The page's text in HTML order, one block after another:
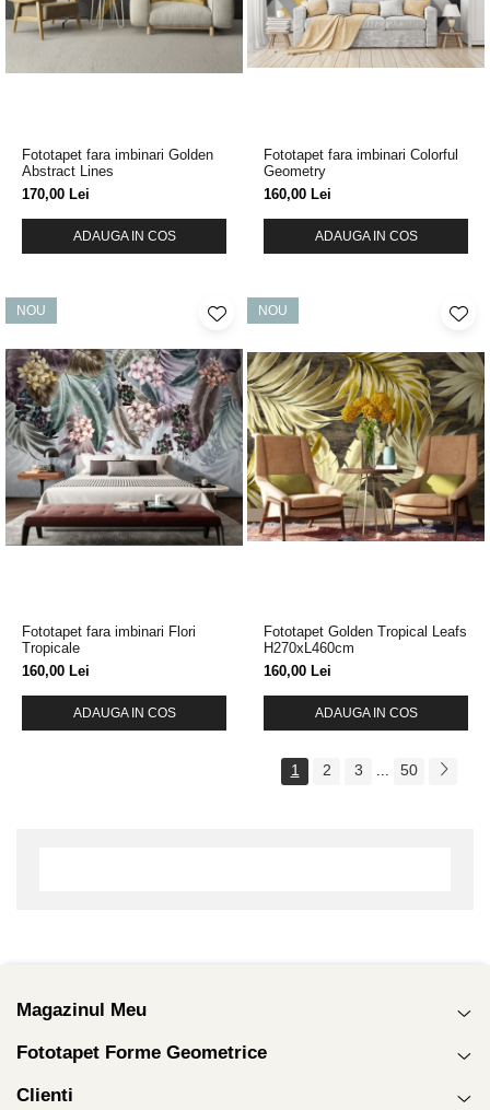
Fototapet fara imbinari Golden
Abstract Lines
170,00 Lei
ADAUGA IN COS
Fototapet fara imbinari Colorful
Geometry
160,00 Lei
ADAUGA IN COS
NOU
Fototapet fara imbinari Flori
Tropicale
160,00 Lei
ADAUGA IN COS
NOU
Fototapet Golden Tropical Leafs
H270xL460cm
160,00 Lei
ADAUGA IN COS
1 2 3 ... 50
Magazinul Meu
Fototapet Forme Geometrice
Clienti